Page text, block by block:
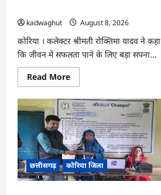
kadwaghut
August 8, 2026
कोरिया । कलेक्टर श्रीमती रोक्तिमा यादव ने कहा
कि जीवन में सफलता पाने के लिए बड़ा सपना...
Read MoreRead
more
CG
:
अच्छा
और
बड़ा
सोचो,
लक्ष्य
हासिल
करने
के
लिए
छत्तीसगढ़ कोरिया जिला